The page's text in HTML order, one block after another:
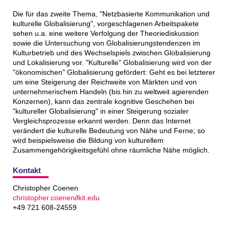
Die für das zweite Thema, "Netzbasierte Kommunikation und
kulturelle Globalisierung", vorgeschlagenen Arbeitspakete
sehen u.a. eine weitere Verfolgung der Theoriediskussion
sowie die Untersuchung von Globalisierungstendenzen im
Kulturbetrieb und des Wechselspiels zwischen Globalisierung
und Lokalisierung vor. "Kulturelle" Globalisierung wird von der
"ökonomischen" Globalisierung gefördert: Geht es bei letzterer
um eine Steigerung der Reichweite von Märkten und von
unternehmerischem Handeln (bis hin zu weltweit agierenden
Konzernen), kann das zentrale kognitive Geschehen bei
"kultureller Globalisierung" in einer Steigerung sozialer
Vergleichsprozesse erkannt werden. Denn das Internet
verändert die kulturelle Bedeutung von Nähe und Ferne; so
wird beispielsweise die Bildung von kulturellem
Zusammengehörigkeitsgefühl ohne räumliche Nähe möglich.
Kontakt
Christopher Coenen
christopher.coenen∂kit.edu
+49 721 608-24559